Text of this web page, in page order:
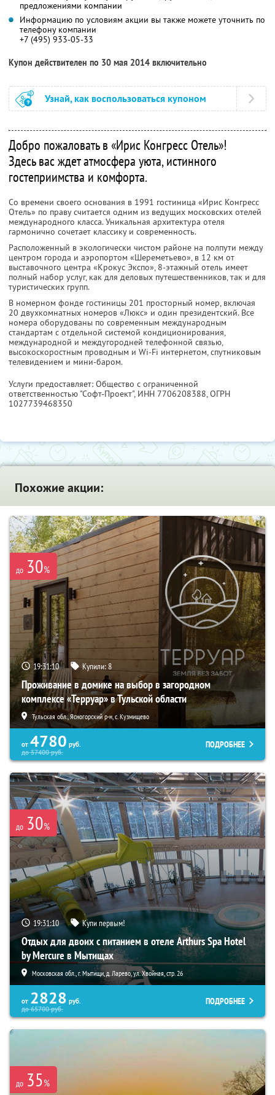
предложениями компании
Информацию по условиям акции вы также можете уточнить по
телефону компании
+7 (495) 933-05-33
Купон действителен по 30 мая 2014 включительно
Узнай, как воспользоваться купоном
Добро пожаловать в «Ирис Конгресс Отель»!
Здесь вас ждет атмосфера уюта, истинного
гостеприимства и комфорта.
Со времени своего основания в 1991 гостиница «Ирис Конгресс
Отель» по праву считается одним из ведущих московских отелей
международного класса. Уникальная архитектура отеля
гармонично сочетает классику и современность.
Расположенный в экологически чистом районе на полпути между
центром города и аэропортом «Шереметьево», в 12 км от
выставочного центра «Крокус Экспо», 8-этажный отель имеет
полный набор услуг, как для деловых путешественников, так и для
туристических групп.
В номерном фонде гостиницы 201 просторный номер, включая
20 двухкомнатных номеров «Люкс» и один президентский. Все
номера оборудованы по современным международным
стандартам с отдельной системой кондиционирования,
международной и междугородней телефонной связью,
высокоскоростным проводным и Wi-Fi интернетом, спутниковым
телевидением и мини-баром.
Услуги предоставляет: Общество с ограниченной
ответственностью "Софт-Проект", ИНН 7706208388, ОГРН
1027739468350
Похожие акции:
до 30%
19:31:09 Купили:8
Проживание в домике на выбор в загородном
комплексе «Терруар» в Тульской области
Тульская обл., Ясногорский р-н, с. Кузмищево
от 4780 руб.
до57400руб.
ПОДРОБНЕЕ
до 30%
19:31:09 Купи первым!
Отдых для двоих с питанием в отеле Arthurs Spa Hotel
by Mercure в Мытищах
Московская обл., г. Мытищи, д. Ларево, ул. Хвойная, стр. 26
от 2828 руб.
до65700руб.
ПОДРОБНЕЕ
до 35%